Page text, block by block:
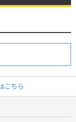
こちら